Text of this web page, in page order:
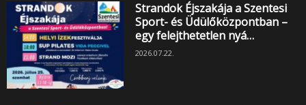
Strandok Éjszakája a Szentesi
Sport- és Üdülőközpontban –
egy felejthetetlen nyá…
2026.07.22.